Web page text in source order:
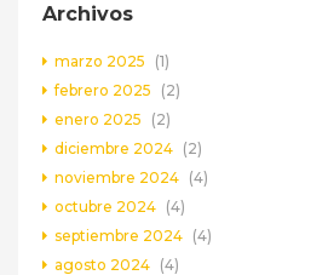
Archivos
marzo 2025
(1)
febrero 2025
(2)
enero 2025
(2)
diciembre 2024 (2)
noviembre 2024 (4)
octubre 2024 (4)
septiembre 2024 (4)
agosto 2024 (4)